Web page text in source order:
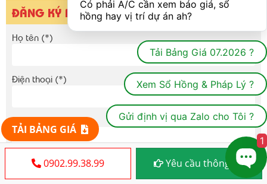
ĐĂNG KÝ NHẬN GIÁ DỰ ÁN
Họ tên (*)
Điện thoại (*)
Email
TẢI BẢNG GIÁ
0902.99.38.99 Yêu cầu thông tin
Có phải A/C cần xem báo giá, sổ
hồng hay vị trí dự án ah?
Tải Bảng Giá 07.2026 ?
Xem Sổ Hồng & Pháp Lý ?
Gửi định vị qua Zalo cho Tôi ?
1